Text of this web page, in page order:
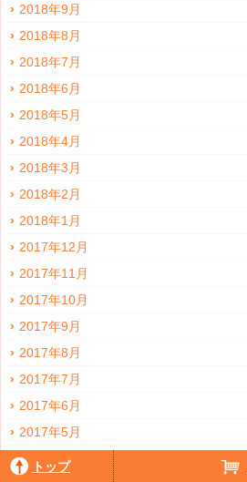
2018年9月
2018年8月
2018年7月
2018年6月
2018年5月
2018年4月
2018年3月
2018年2月
2018年1月
2017年12月
2017年11月
2017年10月
2017年9月
2017年8月
2017年7月
2017年6月
2017年5月
2017年4月
トップ